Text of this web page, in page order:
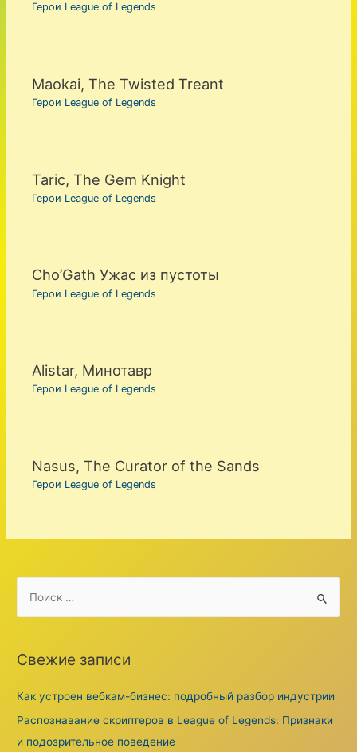
Герои League of Legends
Maokai, The Twisted Treant
Герои League of Legends
Taric, The Gem Knight
Герои League of Legends
Cho’Gath Ужас из пустоты
Герои League of Legends
Alistar, Минотавр
Герои League of Legends
Nasus, The Curator of the Sands
Герои League of Legends
r
h
f
o
Свежие записи
Как устроен вебкам-бизнес: подробный разбор индустрии
Распознавание скриптеров в League of Legends: Признаки
и подозрительное поведение